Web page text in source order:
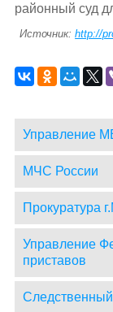
районный суд
Источник:http://
Управление
МЧС России
Прокуратура
Управление
приставов
Следственный